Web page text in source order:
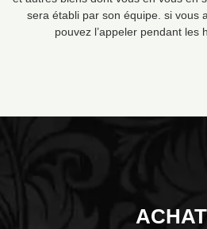
sera établi par son équipe. si vous
pouvez l’appeler pendant les